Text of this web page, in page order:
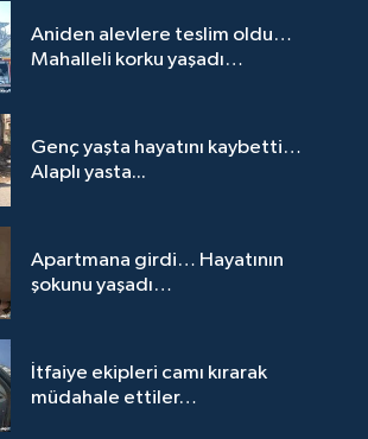
Aniden alevlere teslim oldu…
Mahalleli korku yaşadı…
Genç yaşta hayatını kaybetti…
Alaplı yasta...
Apartmana girdi… Hayatının
şokunu yaşadı…
İtfaiye ekipleri camı kırarak
müdahale ettiler…